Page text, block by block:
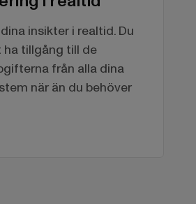
insikter i realtid. Du
tillgång till de
från alla dina
när än du behöver